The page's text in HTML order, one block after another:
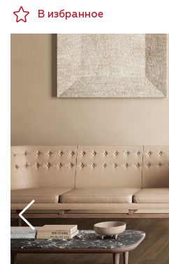
(ореховом) и медовом.
Керамогранит
использоваться для
от классических и
стилистику которых
деревянное напольное
гостиные, спальни,
сочетается с другими
в том числе с
бетон, текстиль,
различные варианты
паркетной «елочкой»,
цветовая гамма
подходящий вариант для
В избранное